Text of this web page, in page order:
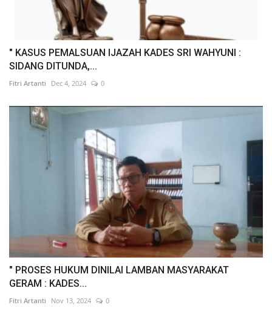
" KASUS PEMALSUAN IJAZAH KADES SRI WAHYUNI :
SIDANG DITUNDA,...
Fitri Artanti Dec 4, 2024 0
" PROSES HUKUM DINILAI LAMBAN MASYARAKAT
GERAM : KADES...
Fitri Artanti Nov 13, 2024 0